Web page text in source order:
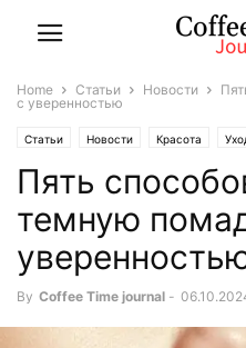
Home Статьи Новости
с уверенностью
Статьи Новости Красота
Пять
темную
By Coffee Time journal -